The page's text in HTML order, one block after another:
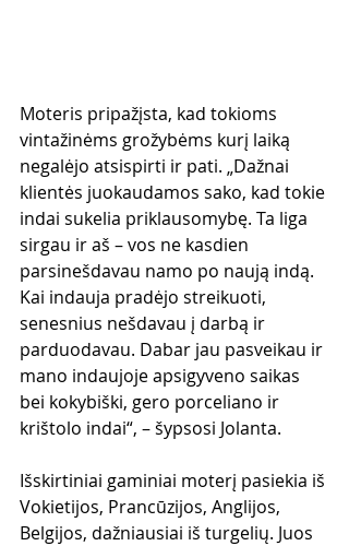
Moteris pripažįsta, kad tokioms
vintažinėms grožybėms kurį laiką
negalėjo atsispirti ir pati. „Dažnai
klientės juokaudamos sako, kad tokie
indai sukelia priklausomybę. Ta liga
sirgau ir aš – vos ne kasdien
parsinešdavau namo po naują indą.
Kai indauja pradėjo streikuoti,
senesnius nešdavau į darbą ir
parduodavau. Dabar jau pasveikau ir
mano indaujoje apsigyveno saikas
bei kokybiški, gero porceliano ir
krištolo indai“, – šypsosi Jolanta.
Išskirtiniai gaminiai moterį pasiekia iš
Vokietijos, Prancūzijos, Anglijos,
Belgijos, dažniausiai iš turgelių. Juos